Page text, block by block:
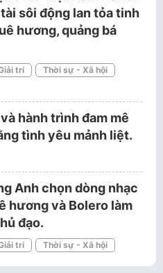
sôi động lan tỏa tinh
hương, quảng bá
trí
Thời sự - Xã hội
hành trình đam mê
tình yêu mảnh liệt.
Anh chọn dòng nhạc
hương và Bolero làm
đạo.
trí Thời sự - Xã hội